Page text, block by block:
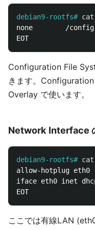
debian9-rootfs# cat
none		/config	configfs	defaults	0	0
Configuration File
きます。
Overlay で使います。
Network Interface
debian9-rootfs# cat
allow-hotplug eth0
iface eth0 inet
ここでは有線LAN